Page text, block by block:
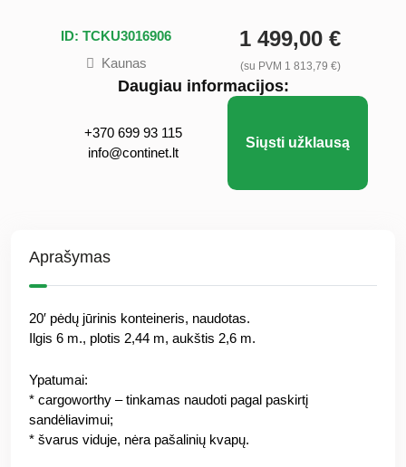
ID: TCKU3016906
Kaunas
1 499,00 €
(su PVM 1 813,79 €)
Daugiau informacijos:
+370 699 93 115
info@continet.lt
Siųsti užklausą
Aprašymas
20′ pėdų jūrinis konteineris, naudotas.
Ilgis 6 m., plotis 2,44 m, aukštis 2,6 m.
Ypatumai:
* cargoworthy – tinkamas naudoti pagal paskirtį
sandėliavimui;
* švarus viduje, nėra pašalinių kvapų.